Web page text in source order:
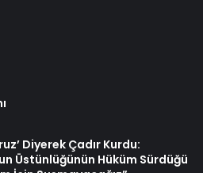
Diyerek Çadır Kurdu:
Üstünlüğünün Hüküm Sürdüğü